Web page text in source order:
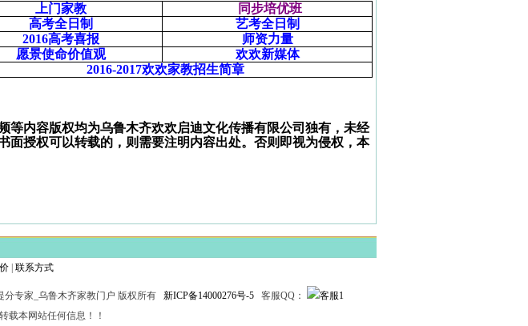
上门家教
同步培优班
高考全日制
艺考全日制
2016高考喜报
师资力量
愿景使命价值观
欢欢新媒体
2016-2017欢欢家教招生简章
等内容版权均为乌鲁木齐欢欢启迪文化传播有限公司独有，未经
面授权可以转载的，则需要注明内容出处。否则即视为侵权，本
联系方式
分专家_乌鲁木齐家教门户 版权所有 新ICP备14000276号-5 客服QQ：
载本网站任何信息！！